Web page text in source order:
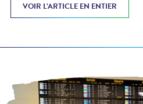
VOIR L'ARTICLE EN ENTIER